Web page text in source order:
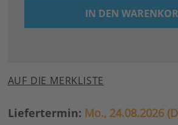
IN DEN
AUF DIE MERKLISTE
Liefertermin: Mo., 24.08.2026